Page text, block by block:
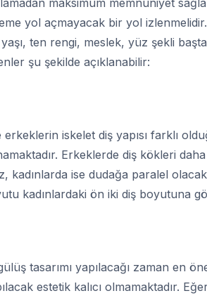
yol açmayacak bir yol
ten rengi, meslek, yüz şekli
şu şekilde açıklanabilir:
iskelet diş yapısı farklı
Erkeklerde diş kökleri
kadınlarda ise dudağa paralel
kadınlardaki ön iki diş boyutuna
tasarımı yapılacağı zaman en
estetik kalıcı olmamaktadır.